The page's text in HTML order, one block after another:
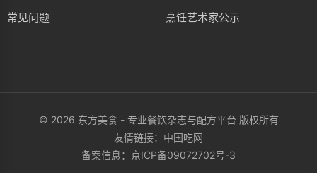
常见问题 烹饪艺术家公示
© 2026 东方美食 - 专业餐饮杂志与配方平台 版权所有
友情链接： 中国吃网
备案信息： 京ICP备09072702号-3